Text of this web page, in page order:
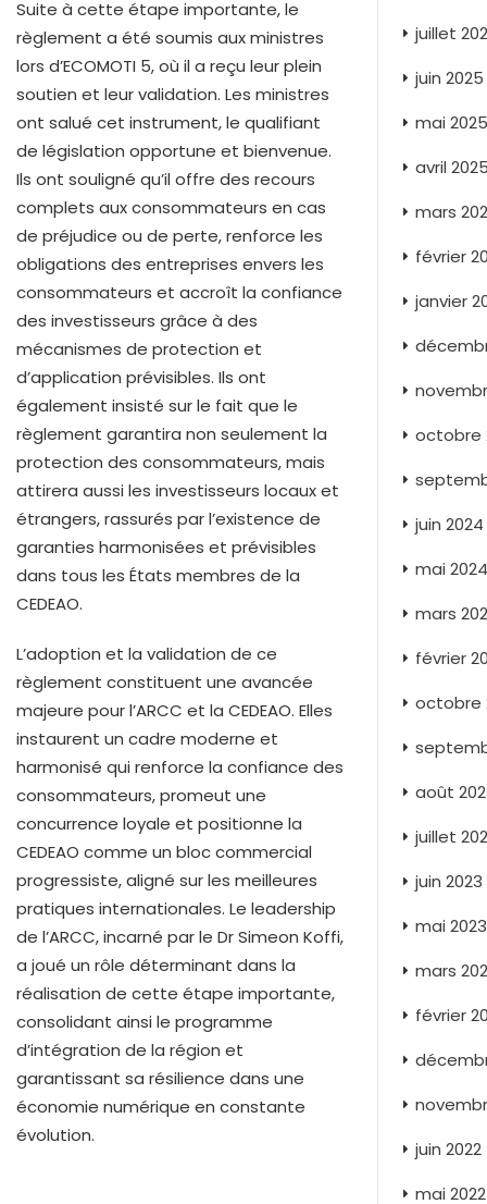
Suite à cette étape importante, le
règlement a été soumis aux ministres
lors d’ECOMOTI 5, où il a reçu leur plein
soutien et leur validation. Les ministres
ont salué cet instrument, le qualifiant
de législation opportune et bienvenue.
Ils ont souligné qu’il offre des recours
complets aux consommateurs en cas
de préjudice ou de perte, renforce les
obligations des entreprises envers les
consommateurs et accroît la confiance
des investisseurs grâce à des
mécanismes de protection et
d’application prévisibles. Ils ont
également insisté sur le fait que le
règlement garantira non seulement la
protection des consommateurs, mais
attirera aussi les investisseurs locaux et
étrangers, rassurés par l’existence de
garanties harmonisées et prévisibles
dans tous les États membres de la
CEDEAO.
L’adoption et la validation de ce
règlement constituent une avancée
majeure pour l’ARCC et la CEDEAO. Elles
instaurent un cadre moderne et
harmonisé qui renforce la confiance des
consommateurs, promeut une
concurrence loyale et positionne la
CEDEAO comme un bloc commercial
progressiste, aligné sur les meilleures
pratiques internationales. Le leadership
de l’ARCC, incarné par le Dr Simeon Koffi,
a joué un rôle déterminant dans la
réalisation de cette étape importante,
consolidant ainsi le programme
d’intégration de la région et
garantissant sa résilience dans une
économie numérique en constante
évolution.
juillet
juin 2025
mai 2025
avril
mars
février
janvier
octobre
juin 2024
mai 2024
mars
février
octobre
août
juillet
juin 2023
mai 2023
mars
février
juin 2022
mai 2022